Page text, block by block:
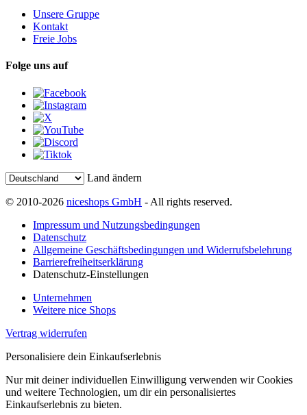
Unsere Gruppe
Kontakt
Freie Jobs
Folge uns auf
Land ändern
© 2010-2026 niceshops GmbH - All rights reserved.
Impressum und Nutzungsbedingungen
Datenschutz
Allgemeine Geschäftsbedingungen und Widerrufsbelehrung
Barrierefreiheitserklärung
Datenschutz-Einstellungen
Unternehmen
Weitere nice Shops
Vertrag widerrufen
Personalisiere dein Einkaufserlebnis
Nur mit deiner individuellen Einwilligung verwenden wir Cookies
und weitere Technologien, um dir ein personalisiertes
Einkaufserlebnis zu bieten.